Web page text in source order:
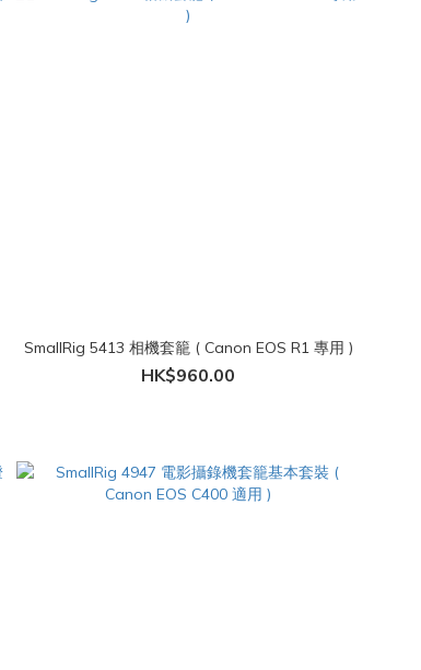
SmallRig 5413 相機套籠 ( Canon EOS R1 專用 )
HK$960.00